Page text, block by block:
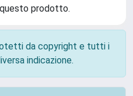
prodotto.
da copyright e tutti i
indicazione.